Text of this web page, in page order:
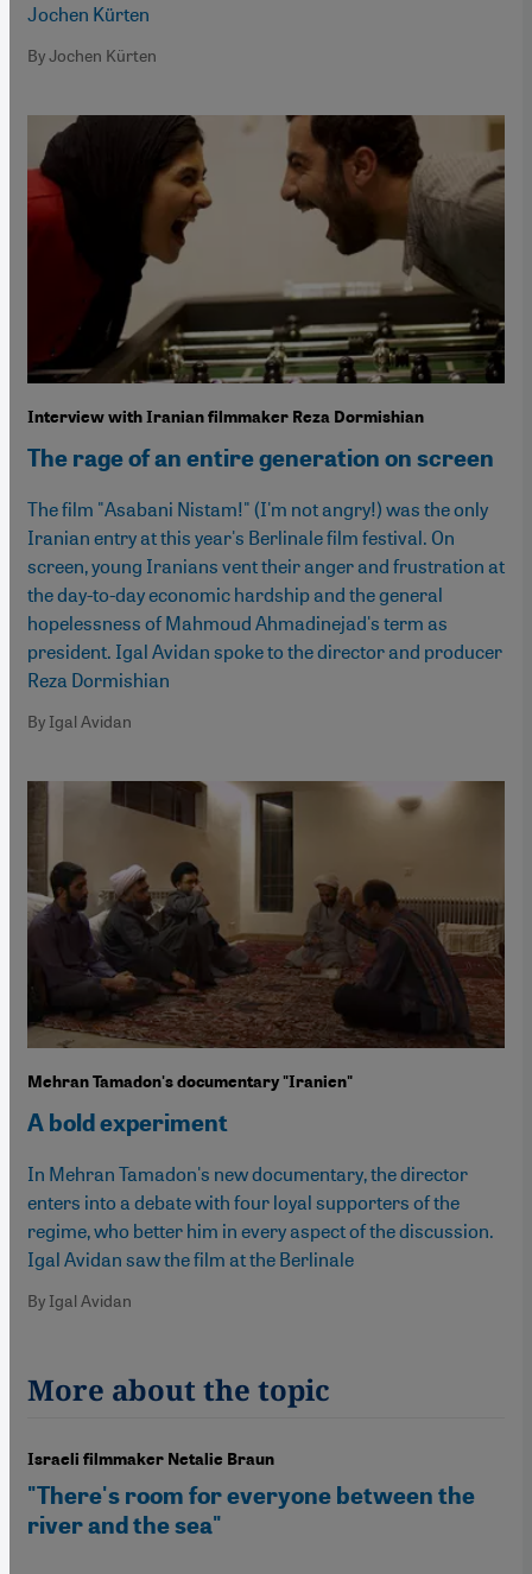
Jochen Kürten
By Jochen Kürten
Interview with Iranian filmmaker Reza Dormishian
The rage of an entire generation on screen
The film "Asabani Nistam!" (I'm not angry!) was the only
Iranian entry at this year's Berlinale film festival. On
screen, young Iranians vent their anger and frustration at
the day-to-day economic hardship and the general
hopelessness of Mahmoud Ahmadinejad's term as
president. Igal Avidan spoke to the director and producer
Reza Dormishian
By Igal Avidan
Mehran Tamadon's documentary "Iranien"
A bold experiment
In Mehran Tamadon's new documentary, the director
enters into a debate with four loyal supporters of the
regime, who better him in every aspect of the discussion.
Igal Avidan saw the film at the Berlinale
By Igal Avidan
More about the topic
Israeli filmmaker Netalie Braun
"There's room for everyone between the
river and the sea"